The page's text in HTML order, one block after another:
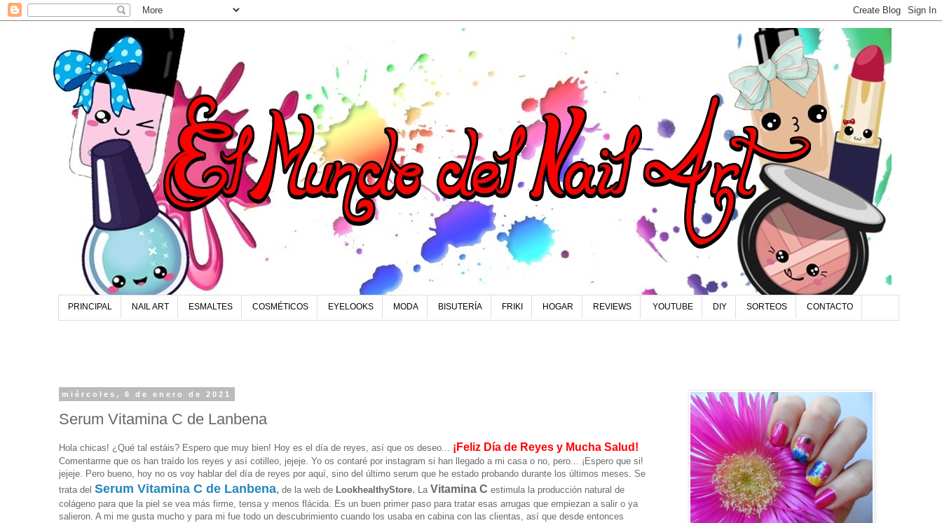
PRINCIPAL NAIL ART ESMALTES COSMÉTICOS EYELOOKS MODA BISUTERÍA FRIKI HOGAR REVIEWS YOUTUBE DIY SORTEOS CONTACTO
miércoles, 6 de enero de 2021
Serum Vitamina C de Lanbena
Hola chicas! ¿Qué tal estáis? Espero que muy bien! Hoy es el día de reyes, así que os deseo... ¡Feliz Día de Reyes y Mucha Salud!
Comentarme que os han traído los reyes y así cotilleo, jejeje. Yo os contaré por instagram si han llegado a mi casa o no, pero... ¡Espero que si!
jejeje. Pero bueno, hoy no os voy hablar del día de reyes por aquí, sino del último serum que he estado probando durante los últimos meses. Se
trata del Serum Vitamina C de Lanbena, de la web de LookhealthyStore. La Vitamina C estimula la producción natural de
colágeno para que la piel se vea más firme, tensa y menos flácida. Es un buen primer paso para tratar esas arrugas que empiezan a salir o ya
salieron. A mi me gusta mucho y para mi fue todo un descubrimiento cuando los usaba en cabina con las clientas, así que desde entonces